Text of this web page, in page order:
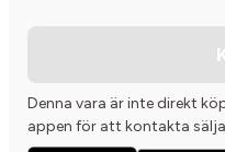
Denna vara är inte direkt
appen för att kontakta